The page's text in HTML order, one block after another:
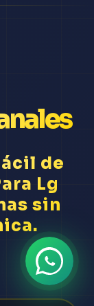
de
Lg
sin